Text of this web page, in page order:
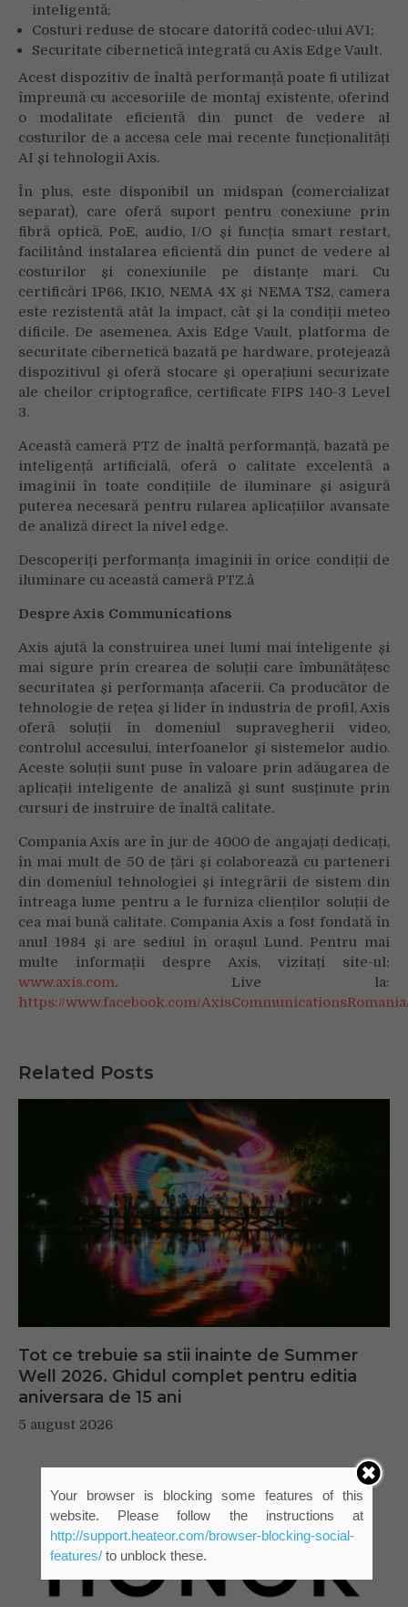
inteligentă;
Costuri reduse de stocare datorită codec-ului AV1;
Securitate cibernetică integrată cu Axis Edge Vault.
Acest dispozitiv de înaltă performanță poate fi utilizat
împreună cu accesoriile de montaj existente, oferind
o modalitate eficientă din punct de vedere al
costurilor de a accesa cele mai recente funcționalități
AI și tehnologii Axis.
În plus, este disponibil un midspan (comercializat
separat), care oferă suport pentru conexiune prin
fibră optică, PoE, audio, I/O și funcția smart restart,
facilitând instalarea eficientă din punct de vedere al
costurilor și conexiunile pe distanțe mari. Cu
certificări IP66, IK10, NEMA 4X și NEMA TS2, camera
este rezistentă atât la impact, cât și la condiții meteo
dificile. De asemenea, Axis Edge Vault, platforma de
securitate cibernetică bazată pe hardware, protejează
dispozitivul și oferă stocare și operațiuni securizate
ale cheilor criptografice, certificate FIPS 140-3 Level
3.
Această cameră PTZ de înaltă performanță, bazată pe
inteligență artificială, oferă o calitate excelentă a
imaginii în toate condițiile de iluminare și asigură
puterea necesară pentru rularea aplicațiilor avansate
de analiză direct la nivel edge.
Descoperiți performanța imaginii în orice condiții de
iluminare cu această cameră PTZ.â
Despre Axis Communications
Axis ajută la construirea unei lumi mai inteligente și
mai sigure prin crearea de soluții care îmbunătățesc
securitatea și performanța afacerii. Ca producător de
tehnologie de rețea și lider în industria de profil, Axis
oferă soluții în domeniul supravegherii video,
controlul accesului, interfoanelor și sistemelor audio.
Aceste soluții sunt puse în valoare prin adăugarea de
aplicații inteligente de analiză și sunt susținute prin
cursuri de instruire de înaltă calitate.
Compania Axis are în jur de 4000 de angajați dedicați,
în mai mult de 50 de țări și colaborează cu parteneri
din domeniul tehnologiei și integrării de sistem din
întreaga lume pentru a le furniza clienților soluții de
cea mai bună calitate. Compania Axis a fost fondată în
anul 1984 și are sediul în orașul Lund. Pentru mai
multe informații despre Axis, vizitați site-ul:
www.axis.com. Live la:
https://www.facebook.com/
Related Posts
Tot ce trebuie sa stii inainte de Summer
Well 2026. Ghidul complet pentru editia
aniversara de 15 ani
5 august 2026
Your browser is blocking some features of this
website. Please follow the instructions at
http://support.heateor.com/browser-blocking-social-
features/ to unblock these.